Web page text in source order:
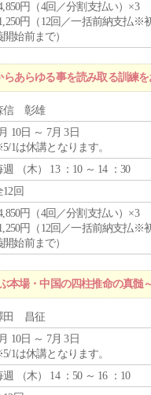
円（4回／分割支払い）×3
円（12回／一括前納支払※
開始前まで）
あらゆる事を読み取る訓練を
信 彰雄
10日 ～ 7月 3日
1は休講となります。
週 （木） 13 ：10 ～ 14 ：30
12回
円（4回／分割支払い）×3
円（12回／一括前納支払※
開始前まで）
本場・中国の四柱推命の真髄
田 昌征
10日 ～ 7月 3日
1は休講となります。
週 （木） 14 ：50 ～ 16 ：10